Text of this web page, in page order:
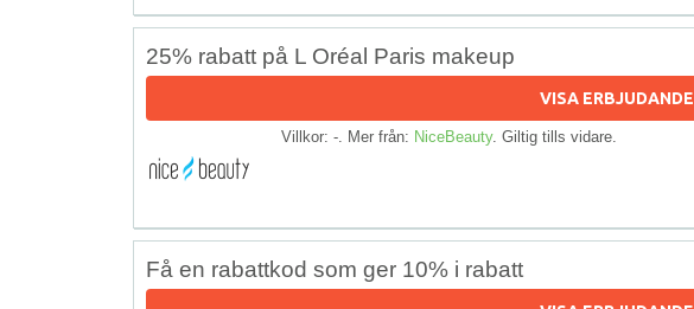
25% rabatt på L Oréal Paris makeup
VISA ERBJUDANDE
Villkor: -. Mer från: NiceBeauty. Giltig tills vidare.
Få en rabattkod som ger 10% i rabatt